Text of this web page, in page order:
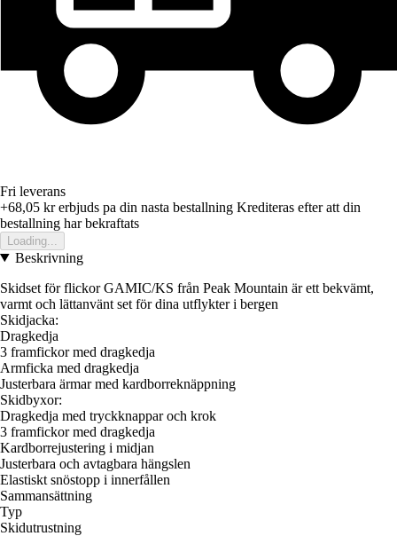
Fri leverans
+68,05 krerbjuds pa din nasta bestallning Krediteras efter att din
bestallning har bekraftats
Loading...
Beskrivning
Skidset för flickor GAMIC/KS från Peak Mountain är ett bekvämt,
varmt och lättanvänt set för dina utflykter i bergen
Skidjacka:
Dragkedja
3 framfickor med dragkedja
Armficka med dragkedja
Justerbara ärmar med kardborreknäppning
Skidbyxor:
Dragkedja med tryckknappar och krok
3 framfickor med dragkedja
Kardborrejustering i midjan
Justerbara och avtagbara hängslen
Elastiskt snöstopp i innerfållen
Sammansättning
Typ
Skidutrustning